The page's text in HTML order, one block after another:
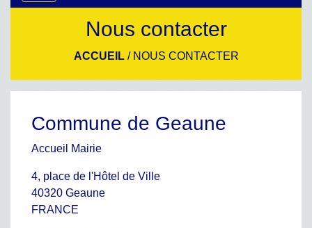
Nous contacter
ACCUEIL/ NOUS CONTACTER
Commune de Geaune
Accueil Mairie
4, place de l'Hôtel de Ville
40320 Geaune
FRANCE